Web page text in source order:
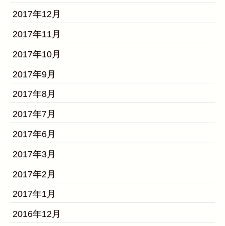
2017年12月
2017年11月
2017年10月
2017年9月
2017年8月
2017年7月
2017年6月
2017年3月
2017年2月
2017年1月
2016年12月